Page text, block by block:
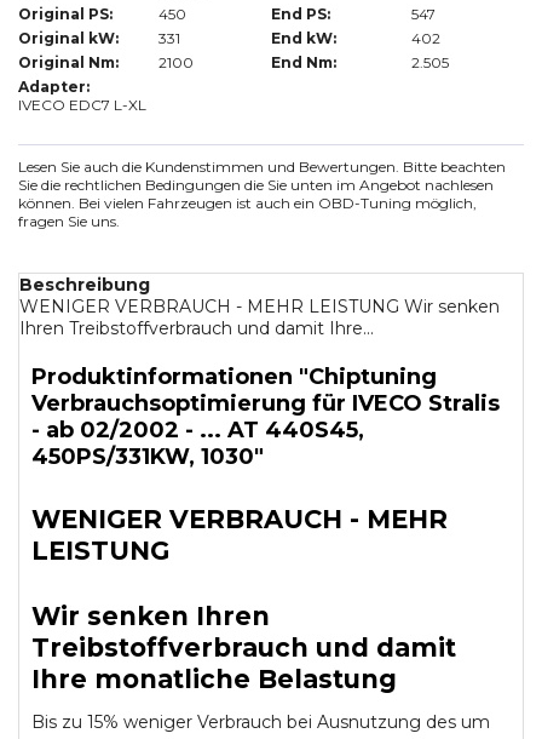
Original PS:
450 End PS:
547
Original kW:
331 End kW:
402
Original Nm:
2100 End Nm:
2.505
Adapter:
IVECO EDC7 L-XL
Lesen Sie auch die Kundenstimmen und Bewertungen. Bitte beachten
Sie die rechtlichen Bedingungen die Sie unten im Angebot nachlesen
können. Bei vielen Fahrzeugen ist auch ein OBD-Tuning möglich,
fragen Sie uns.
Beschreibung
WENIGER VERBRAUCH - MEHR LEISTUNG Wir senken
Ihren Treibstoffverbrauch und damit Ihre...
Produktinformationen "Chiptuning
Verbrauchsoptimierung für IVECO Stralis
- ab 02/2002 - ... AT 440S45,
450PS/331KW, 1030"
WENIGER VERBRAUCH - MEHR
LEISTUNG
Wir senken Ihren
Treibstoffverbrauch und damit
Ihre monatliche Belastung
Bis zu 15% weniger Verbrauch bei Ausnutzung des um